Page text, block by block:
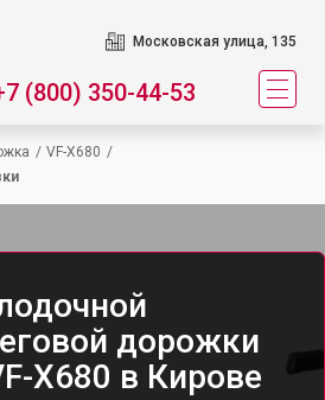
Московская улица, 135
(800) 350-44-53
/ VF-X680 /
дорожки
X680 в Кирове